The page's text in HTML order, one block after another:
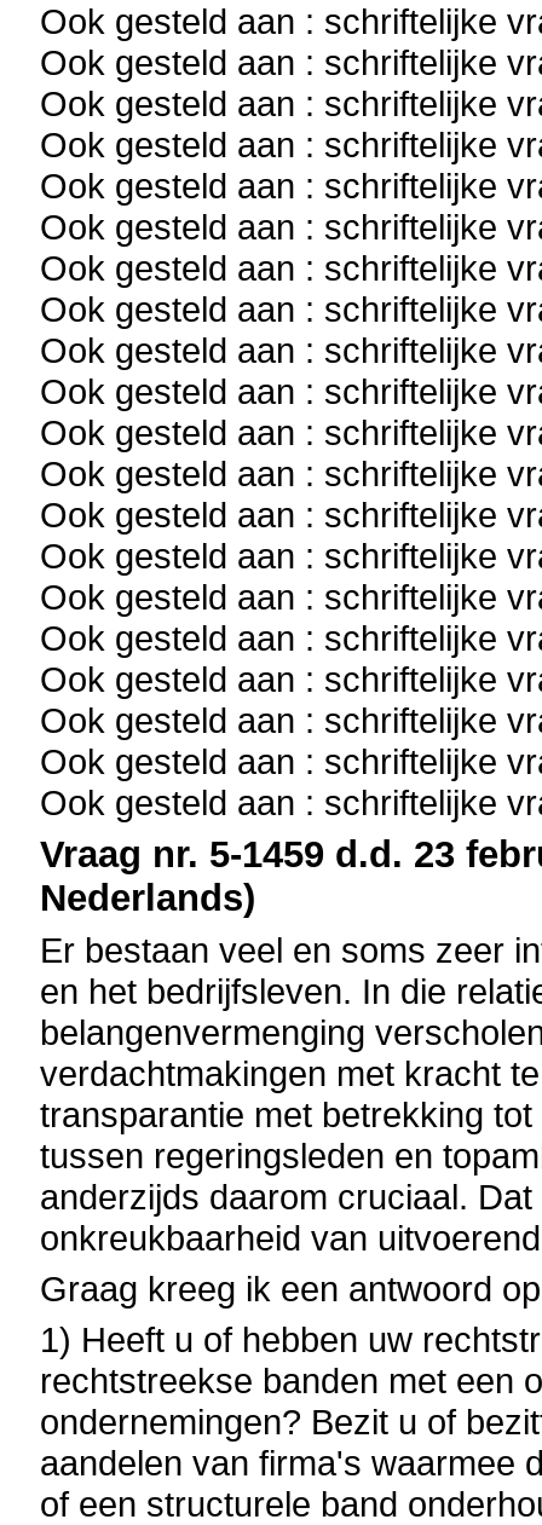
Ook gesteld aan : schriftelijke
Ook gesteld aan : schriftelijke
Ook gesteld aan : schriftelijke
Ook gesteld aan : schriftelijke
Ook gesteld aan : schriftelijke
Ook gesteld aan : schriftelijke
Ook gesteld aan : schriftelijke
Ook gesteld aan : schriftelijke
Ook gesteld aan : schriftelijke
Ook gesteld aan : schriftelijke
Ook gesteld aan : schriftelijke
Ook gesteld aan : schriftelijke
Ook gesteld aan : schriftelijke
Ook gesteld aan : schriftelijke
Ook gesteld aan : schriftelijke
Ook gesteld aan : schriftelijke
Ook gesteld aan : schriftelijke
Ook gesteld aan : schriftelijke
Ook gesteld aan : schriftelijke
Ook gesteld aan : schriftelijke
Vraag nr. 5-1459 d.d. 23
Nederlands)
Er bestaan veel en soms zeer
en het bedrijfsleven. In die
belangenvermenging
verdachtmakingen met kracht
transparantie met betrekking
tussen regeringsleden en
anderzijds daarom cruciaal.
onkreukbaarheid van
Graag kreeg ik een antwoord
1) Heeft u of hebben uw
rechtstreekse banden met een
ondernemingen? Bezit u of
aandelen van firma's waarmee
of een structurele band